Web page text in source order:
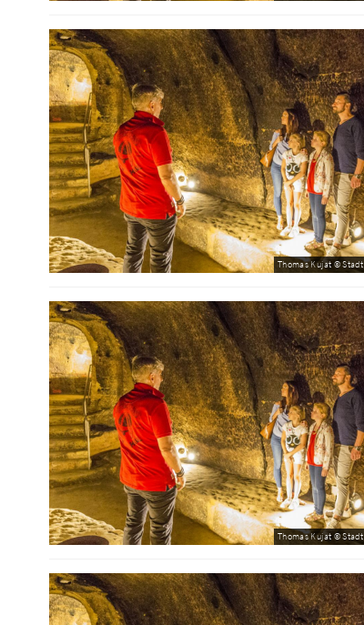
Thomas Kujat ©
Thomas Kujat ©